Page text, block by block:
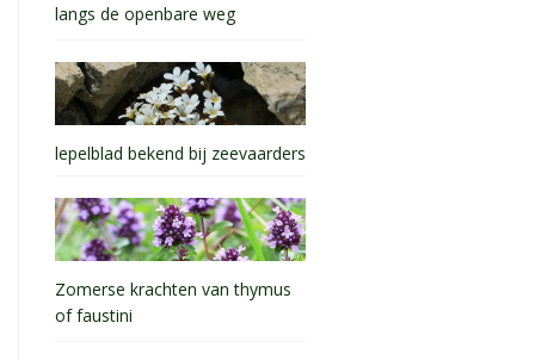
langs de openbare weg
lepelblad bekend bij zeevaarders
Zomerse krachten van thymus
of faustini